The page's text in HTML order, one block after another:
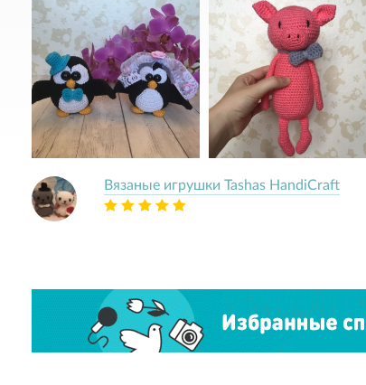
Вязаные игрушки Tashas HandiCraft